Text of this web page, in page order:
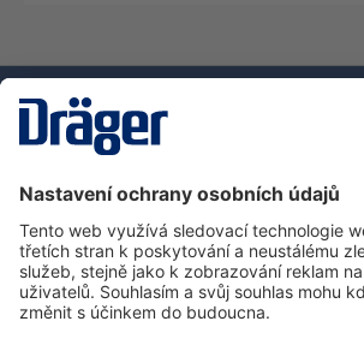
Zákaznická infolinka
O společnosti Dräger
Informace